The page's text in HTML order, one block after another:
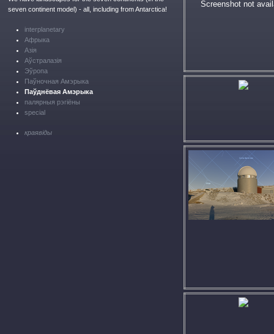
seven continent model) - all, including from Antarctica!
interplanetary
Афрыка
Азія
Аўстралазія
Эўропа
Паўночная Амэрыка
Паўднёвая Амэрыка
палярныя рэгіёны
special
краявіды
Screenshot not